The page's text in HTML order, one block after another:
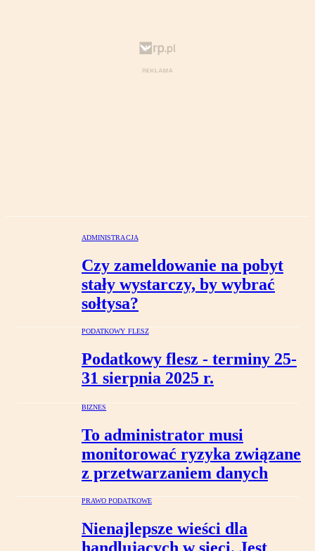
ADMINISTRACJA
Czy zameldowanie na pobyt
stały wystarczy, by wybrać
sołtysa?
PODATKOWY FLESZ
Podatkowy flesz - terminy 25-
31 sierpnia 2025 r.
BIZNES
To administrator musi
monitorować ryzyka związane
z przetwarzaniem danych
PRAWO PODATKOWE
Nienajlepsze wieści dla
handlujących w sieci. Jest